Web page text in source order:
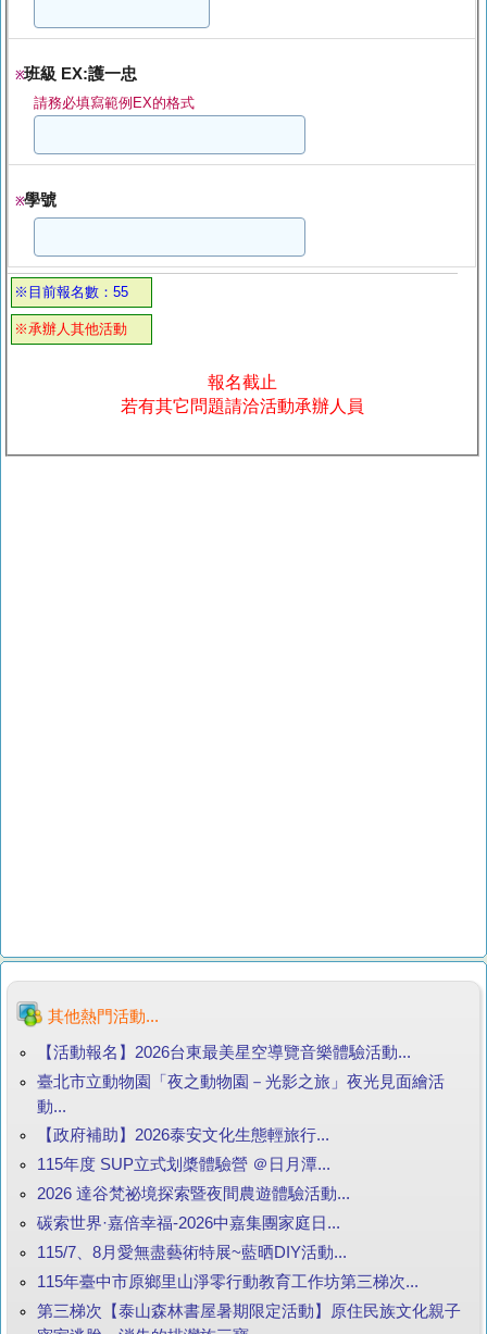
※ 班級 EX:護一忠
請務必填寫範例EX的格式
※學號
※目前報名數：55
※承辦人其他活動
報名截止
若有其它問題請洽活動承辦人員
其他熱門活動...
【活動報名】2026台東最美星空導覽音樂體驗活動...
臺北市立動物園「夜之動物園－光影之旅」夜光見面繪活
動...
【政府補助】2026泰安文化生態輕旅行...
115年度 SUP立式划槳體驗營 ＠日月潭...
2026 達谷梵祕境探索暨夜間農遊體驗活動...
碳索世界·嘉倍幸福-2026中嘉集團家庭日...
115/7、8月愛無盡藝術特展~藍晒DIY活動...
115年臺中市原鄉里山淨零行動教育工作坊第三梯次...
第三梯次【泰山森林書屋暑期限定活動】原住民族文化親子